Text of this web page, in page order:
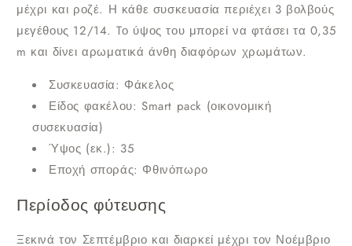
μέχρι και ροζέ. Η κάθε συσκευασία περιέχει 3 βολβούς
μεγέθους 12/14. Tο ύψος του μπορεί να φτάσει τα 0,35
m και δίνει αρωματικά άνθη διαφόρων χρωμάτων.
Συσκευασία: Φάκελος
Είδος φακέλου: Smart pack (οικονομική
συσεκυασία)
Ύψος (εκ.): 35
Εποχή σποράς: Φθινόπωρο
Περίοδος φύτευσης
Ξεκινά τον Σεπτέμβριο και διαρκεί μέχρι τον Νοέμβριο